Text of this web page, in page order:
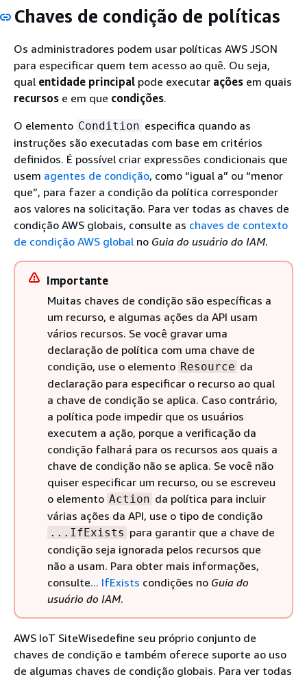
Chaves de condição de políticas
Os administradores podem usar políticas AWS JSON
para especificar quem tem acesso ao quê. Ou seja,
qual entidade principal pode executar ações em quais
recursos e em que condições.
O elemento Condition especifica quando as
instruções são executadas com base em critérios
definidos. É possível criar expressões condicionais que
usem agentes de condição, como “igual a” ou “menor
que”, para fazer a condição da política corresponder
aos valores na solicitação. Para ver todas as chaves de
condição AWS globais, consulte as chaves de contexto
de condição AWS global no Guia do usuário do IAM.
Importante
Muitas chaves de condição são específicas a
um recurso, e algumas ações da API usam
vários recursos. Se você gravar uma
declaração de política com uma chave de
condição, use o elemento Resource da
declaração para especificar o recurso ao qual
a chave de condição se aplica. Caso contrário,
a política pode impedir que os usuários
executem a ação, porque a verificação da
condição falhará para os recursos aos quais a
chave de condição não se aplica. Se você não
quiser especificar um recurso, ou se escreveu
o elemento Action da política para incluir
várias ações da API, use o tipo de condição
...IfExists para garantir que a chave de
condição seja ignorada pelos recursos que
não a usam. Para obter mais informações,
consulte... IfExists condições no Guia do
usuário do IAM.
AWS IoT SiteWisedefine seu próprio conjunto de
chaves de condição e também oferece suporte ao uso
de algumas chaves de condição globais. Para ver todas